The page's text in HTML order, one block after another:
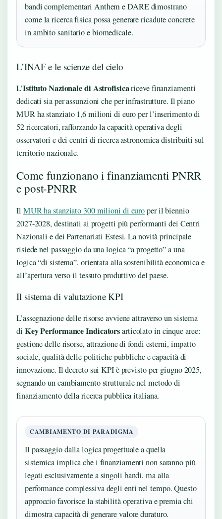
bandi complementari Anthem e DARE dimostrano
come la ricerca fisica possa generare ricadute concrete
in ambito sanitario e biomedicale.
L’INAF e le scienze del cielo
L’Istituto Nazionale di Astrofisicariceve finanziamenti
dedicati sia per assunzioni che per infrastrutture. Il piano
MUR ha stanziato 1,6 milioni di euro per l’inserimento di
52 ricercatori, rafforzando la capacità operativa degli
osservatori e dei centri di ricerca astronomica distribuiti sul
territorio nazionale.
Come funzionano i finanziamenti PNRR
e post-PNRR
Il MUR ha stanziato 300 milioni di europer il biennio
2027-2028, destinati ai progetti più performanti dei Centri
Nazionali e dei Partenariati Estesi. La novità principale
risiede nel passaggio da una logica “a progetto” a una
logica “di sistema”, orientata alla sostenibilità economica e
all’apertura verso il tessuto produttivo del paese.
Il sistema di valutazione KPI
L’assegnazione delle risorse avviene attraverso un sistema
di Key Performance Indicatorsarticolato in cinque aree:
gestione delle risorse, attrazione di fondi esterni, impatto
sociale, qualità delle politiche pubbliche e capacità di
innovazione. Il decreto sui KPI è previsto per giugno 2025,
segnando un cambiamento strutturale nel metodo di
finanziamento della ricerca pubblica italiana.
CAMBIAMENTO DI PARADIGMA
Il passaggio dalla logica progettuale a quella
sistemica implica che i finanziamenti non saranno più
legati esclusivamente a singoli bandi, ma alla
performance complessiva degli enti nel tempo. Questo
approccio favorisce la stabilità operativa e premia chi
dimostra capacità di generare valore duraturo.